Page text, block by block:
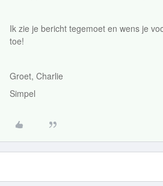
Ik zie je bericht tegemoet en wens je
toe!
Groet, Charlie
Simpel